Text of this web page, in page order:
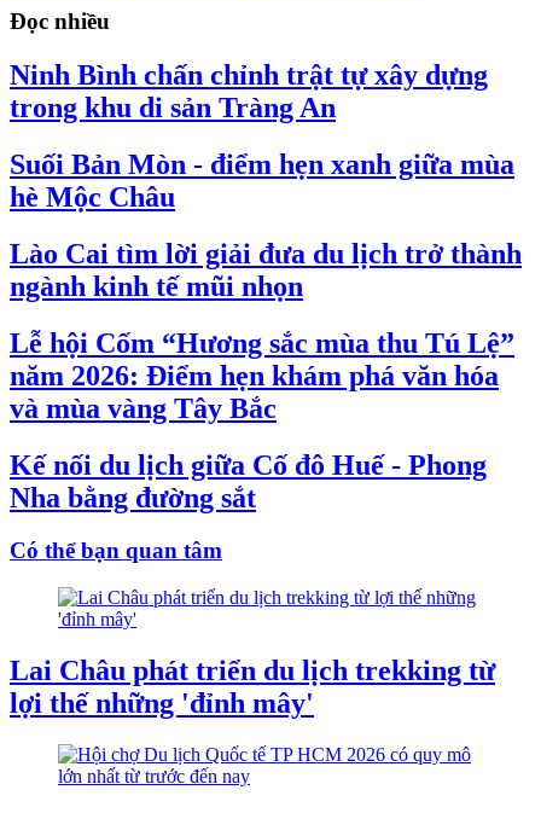
Đọc nhiều
Ninh Bình chấn chỉnh trật tự xây dựng
trong khu di sản Tràng An
Suối Bản Mòn - điểm hẹn xanh giữa mùa
hè Mộc Châu
Lào Cai tìm lời giải đưa du lịch trở thành
ngành kinh tế mũi nhọn
Lễ hội Cốm “Hương sắc mùa thu Tú Lệ”
năm 2026: Điểm hẹn khám phá văn hóa
và mùa vàng Tây Bắc
Kế nối du lịch giữa Cố đô Huế - Phong
Nha bằng đường sắt
Có thể bạn quan tâm
Lai Châu phát triển du lịch trekking từ
lợi thế những 'đỉnh mây'